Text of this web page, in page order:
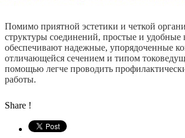
Помимо приятной эстетики и четкой
структуры соединений, простые и удобные
обеспечивают надежные, упорядоченные
отличающейся сечением и типом
помощью легче проводить
работы.
Share !